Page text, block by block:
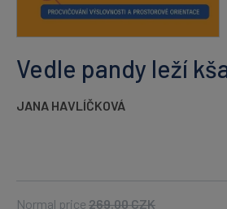
Vedle pandy leží
JANA HAVLÍČKOVÁ
Normal price 269.00CZK